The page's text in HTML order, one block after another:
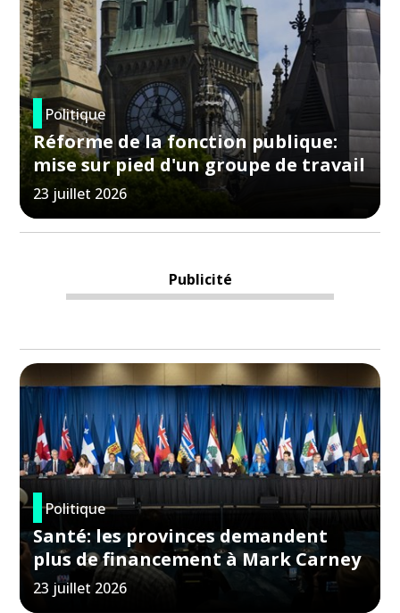
Politique
Réforme de la fonction publique:
mise sur pied d'un groupe de travail
23 juillet 2026
Publicité
Politique
Santé: les provinces demandent
plus de financement à Mark Carney
23 juillet 2026